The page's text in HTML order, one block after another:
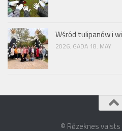
Wśród tulipanów i
2026. GADA 18. MAY
© Rēzeknes